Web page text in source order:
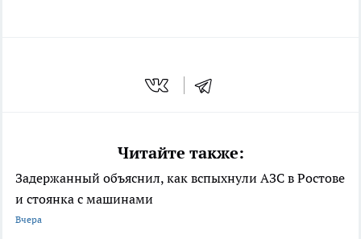
Читайте также:
Задержанный объяснил, как вспыхнули АЗС в Ростове
и стоянка с машинами
Вчера